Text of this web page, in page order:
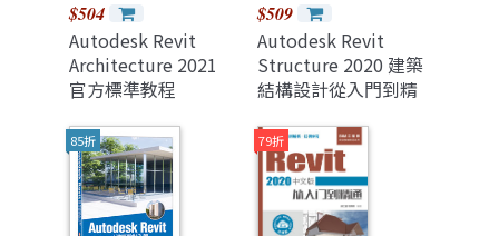
$504
Autodesk Revit
Architecture 2021
官方標準教程
$509
Autodesk Revit
Structure 2020 建築
結構設計從入門到精
85折 79折